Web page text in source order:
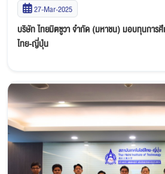
27-Mar-2025
บริษัท ไทยมิตซูวา จำกัด (มหาชน) มอบทุนการศึ
ไทย-ญี่ปุ่น